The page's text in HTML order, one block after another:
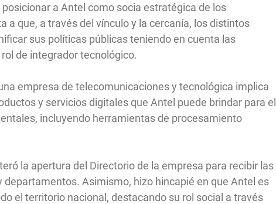
a Antel como socia estratégica de los
a que, a través del vínculo y la cercanía, los distintos
sus políticas públicas teniendo en cuenta las
de integrador tecnológico.
empresa de telecomunicaciones y tecnológica implica
y servicios digitales que Antel puede brindar para el
incluyendo herramientas de procesamiento
la apertura del Directorio de la empresa para recibir las
Asimismo, hizo hincapié en que Antel es
el territorio nacional, destacando su rol social a través